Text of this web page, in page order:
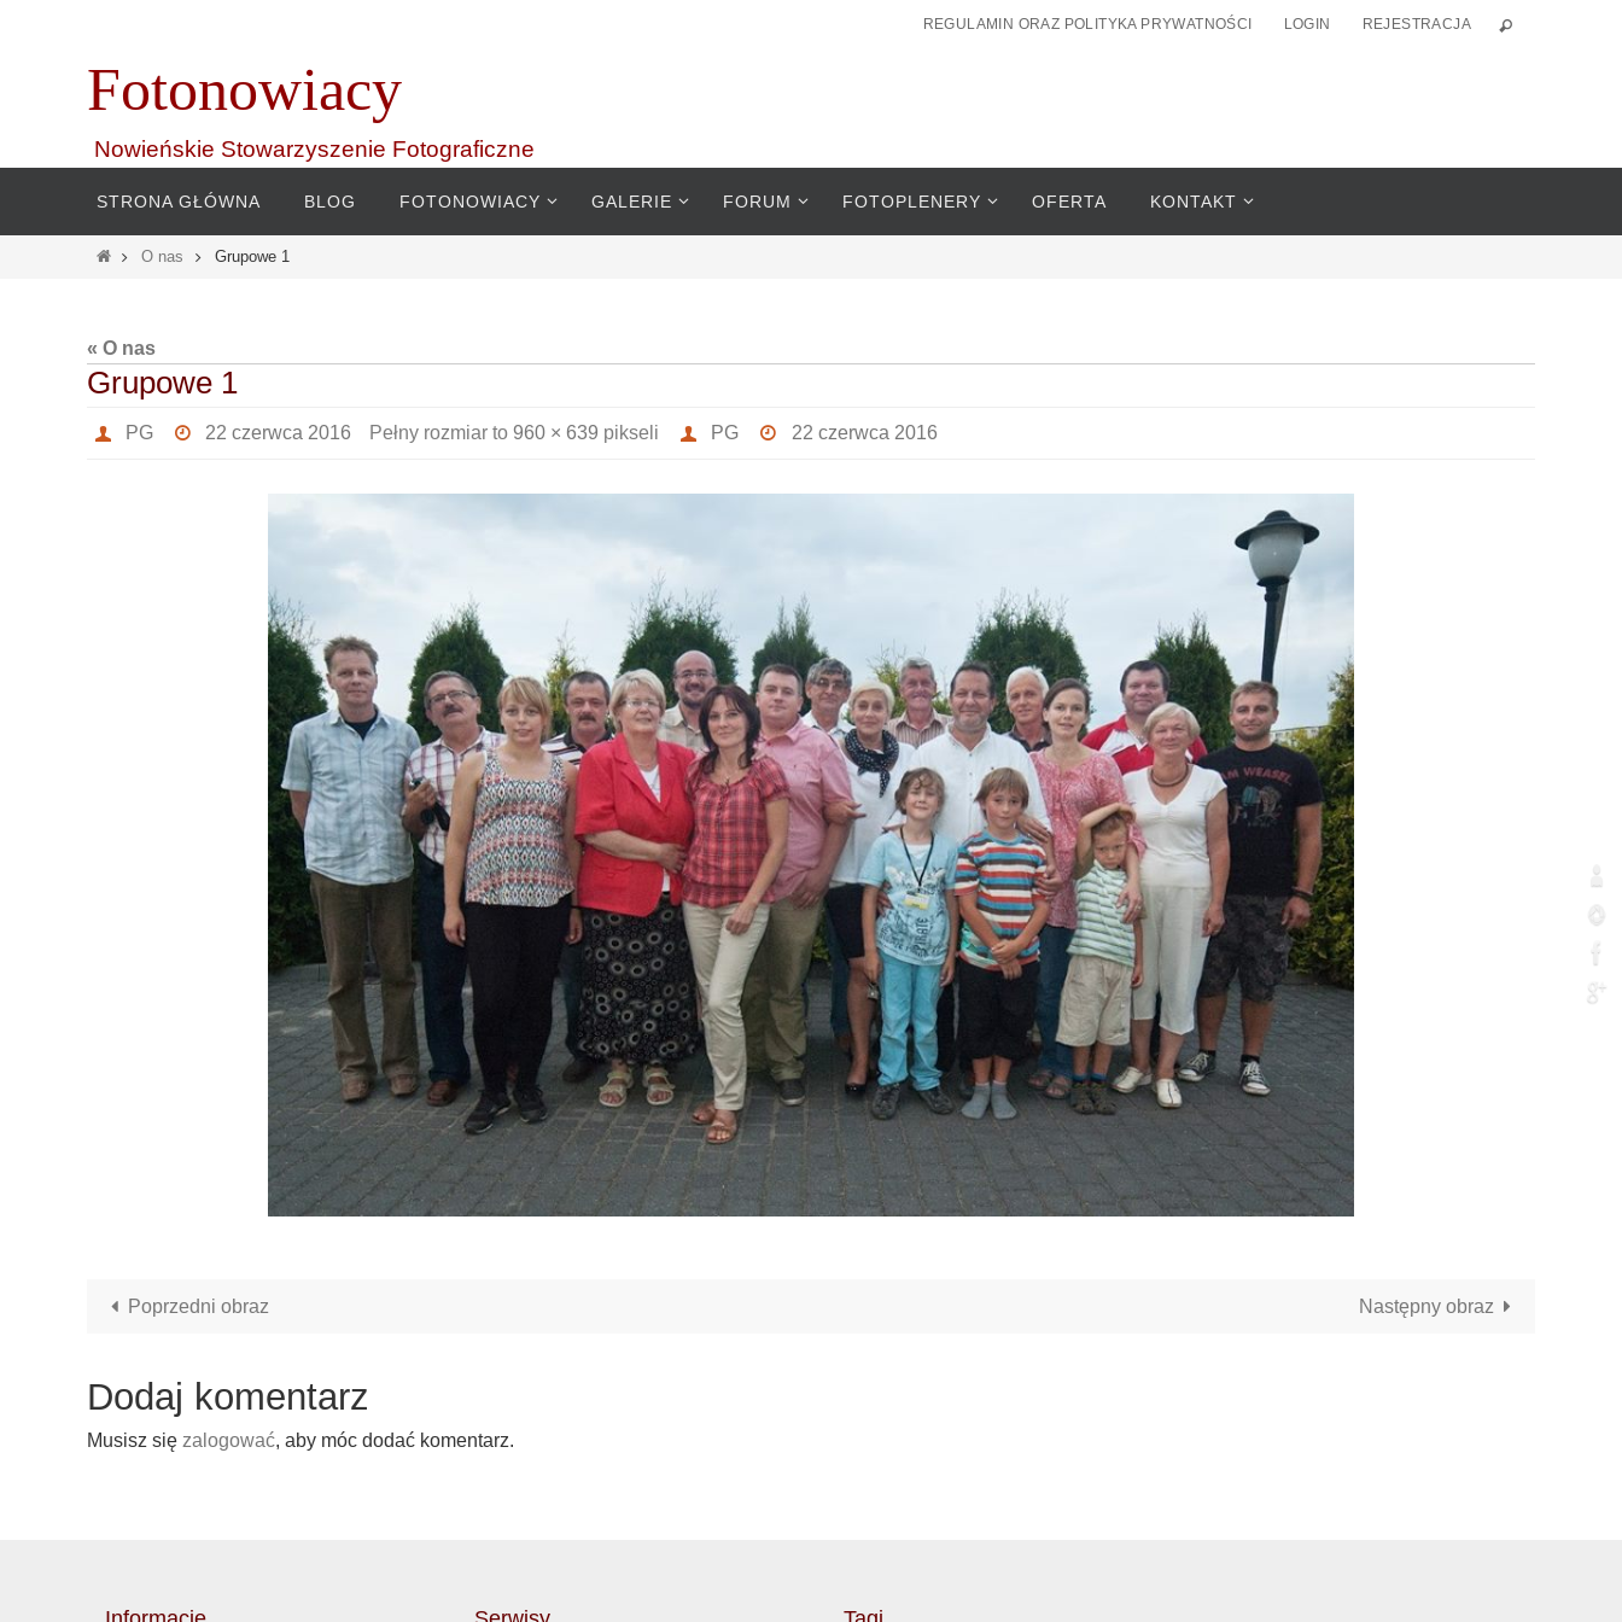
REGULAMIN ORAZ POLITYKA PRYWATNOŚCI LOGIN REJESTRACJA
Fotonowiacy
Nowieńskie Stowarzyszenie Fotograficzne
treści
STRONA GŁÓWNA BLOG FOTONOWIACY GALERIE FORUM FOTOPLENERY OFERTA KONTAKT
HomeO nas Grupowe 1
« O nas
Grupowe 1
PG 22 czerwca 2016 Pełny rozmiar to960 × 639 pikseli PG 22 czerwca 2016
Poprzedni obraz Następny obraz
Dodaj komentarz
Musisz się zalogować, aby móc dodać komentarz.